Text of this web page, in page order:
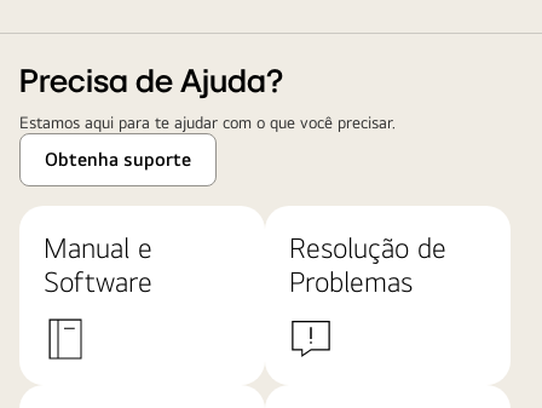
Precisa de Ajuda?
Estamos aqui para te ajudar com o que você precisar.
Obtenha suporte
Manual e
Software
Resolução de
Problemas